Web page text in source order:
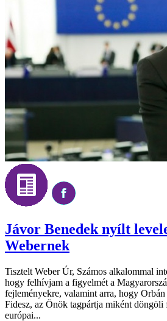
Jávor Benedek nyílt
Webernek
Tisztelt Weber Úr, Számos alkalommal
hogy felhívjam a figyelmét a
fejleményekre, valamint arra, hogy
Fidesz, az Önök tagpártja miként döngöli
európai...